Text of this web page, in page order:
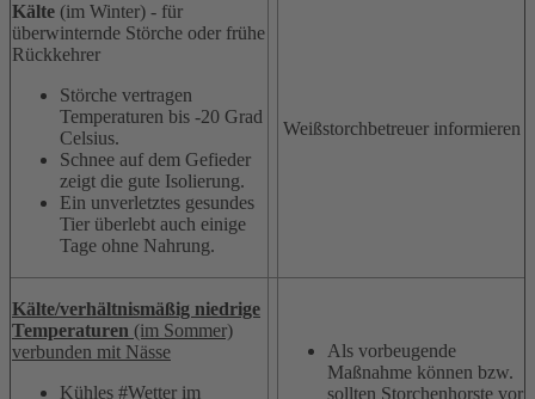
Kälte (im Winter) - für
überwinternde Störche oder frühe
Rückkehrer
Störche vertragen
Temperaturen bis -20 Grad
Celsius.
Schnee auf dem Gefieder
zeigt die gute Isolierung.
Ein unverletztes gesundes
Tier überlebt auch einige
Tage ohne Nahrung.
Weißstorchbetreuer informieren
Kälte/verhältnismäßig niedrige
Temperaturen (im Sommer)
verbunden mit Nässe
Kühles #Wetter im
Als vorbeugende
Maßnahme können bzw.
sollten Storchenhorste vor